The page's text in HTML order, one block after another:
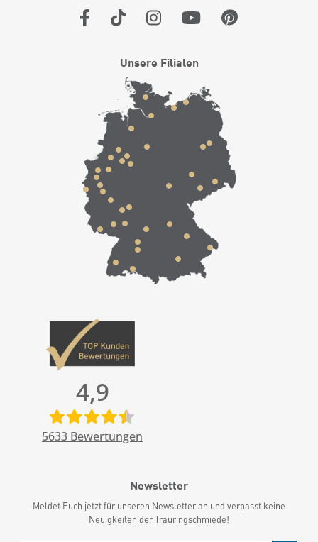
Unsere Filialen
4,9
5633 Bewertungen
Newsletter
Meldet Euch jetzt für unseren Newsletter an und verpasst keine
Neuigkeiten der Trauringschmiede!